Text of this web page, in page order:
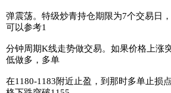
弹震荡。特级炒青持仓期限为7个交易日
可以参考1
分钟周期K线走势做交易。如果价格上涨
低做多，多单
在1180-1183附近止盈，到那时多单止损